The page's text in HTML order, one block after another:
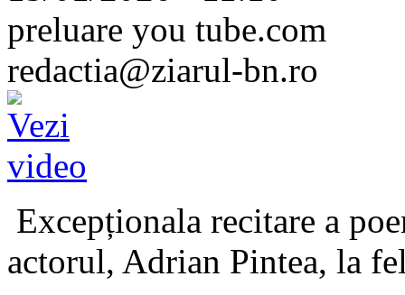
preluare you tube.com
redactia@ziarul-bn.ro
Excepționala recitare a
actorul, Adrian Pintea, la